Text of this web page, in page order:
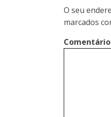
O seu
marcados
Comentário